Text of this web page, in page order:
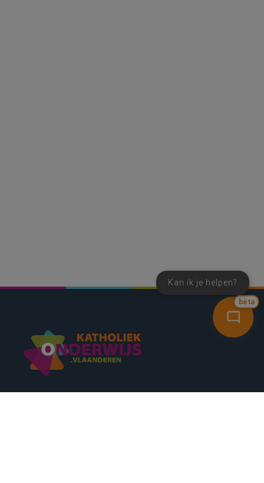
bèta
Kan ik je helpen?